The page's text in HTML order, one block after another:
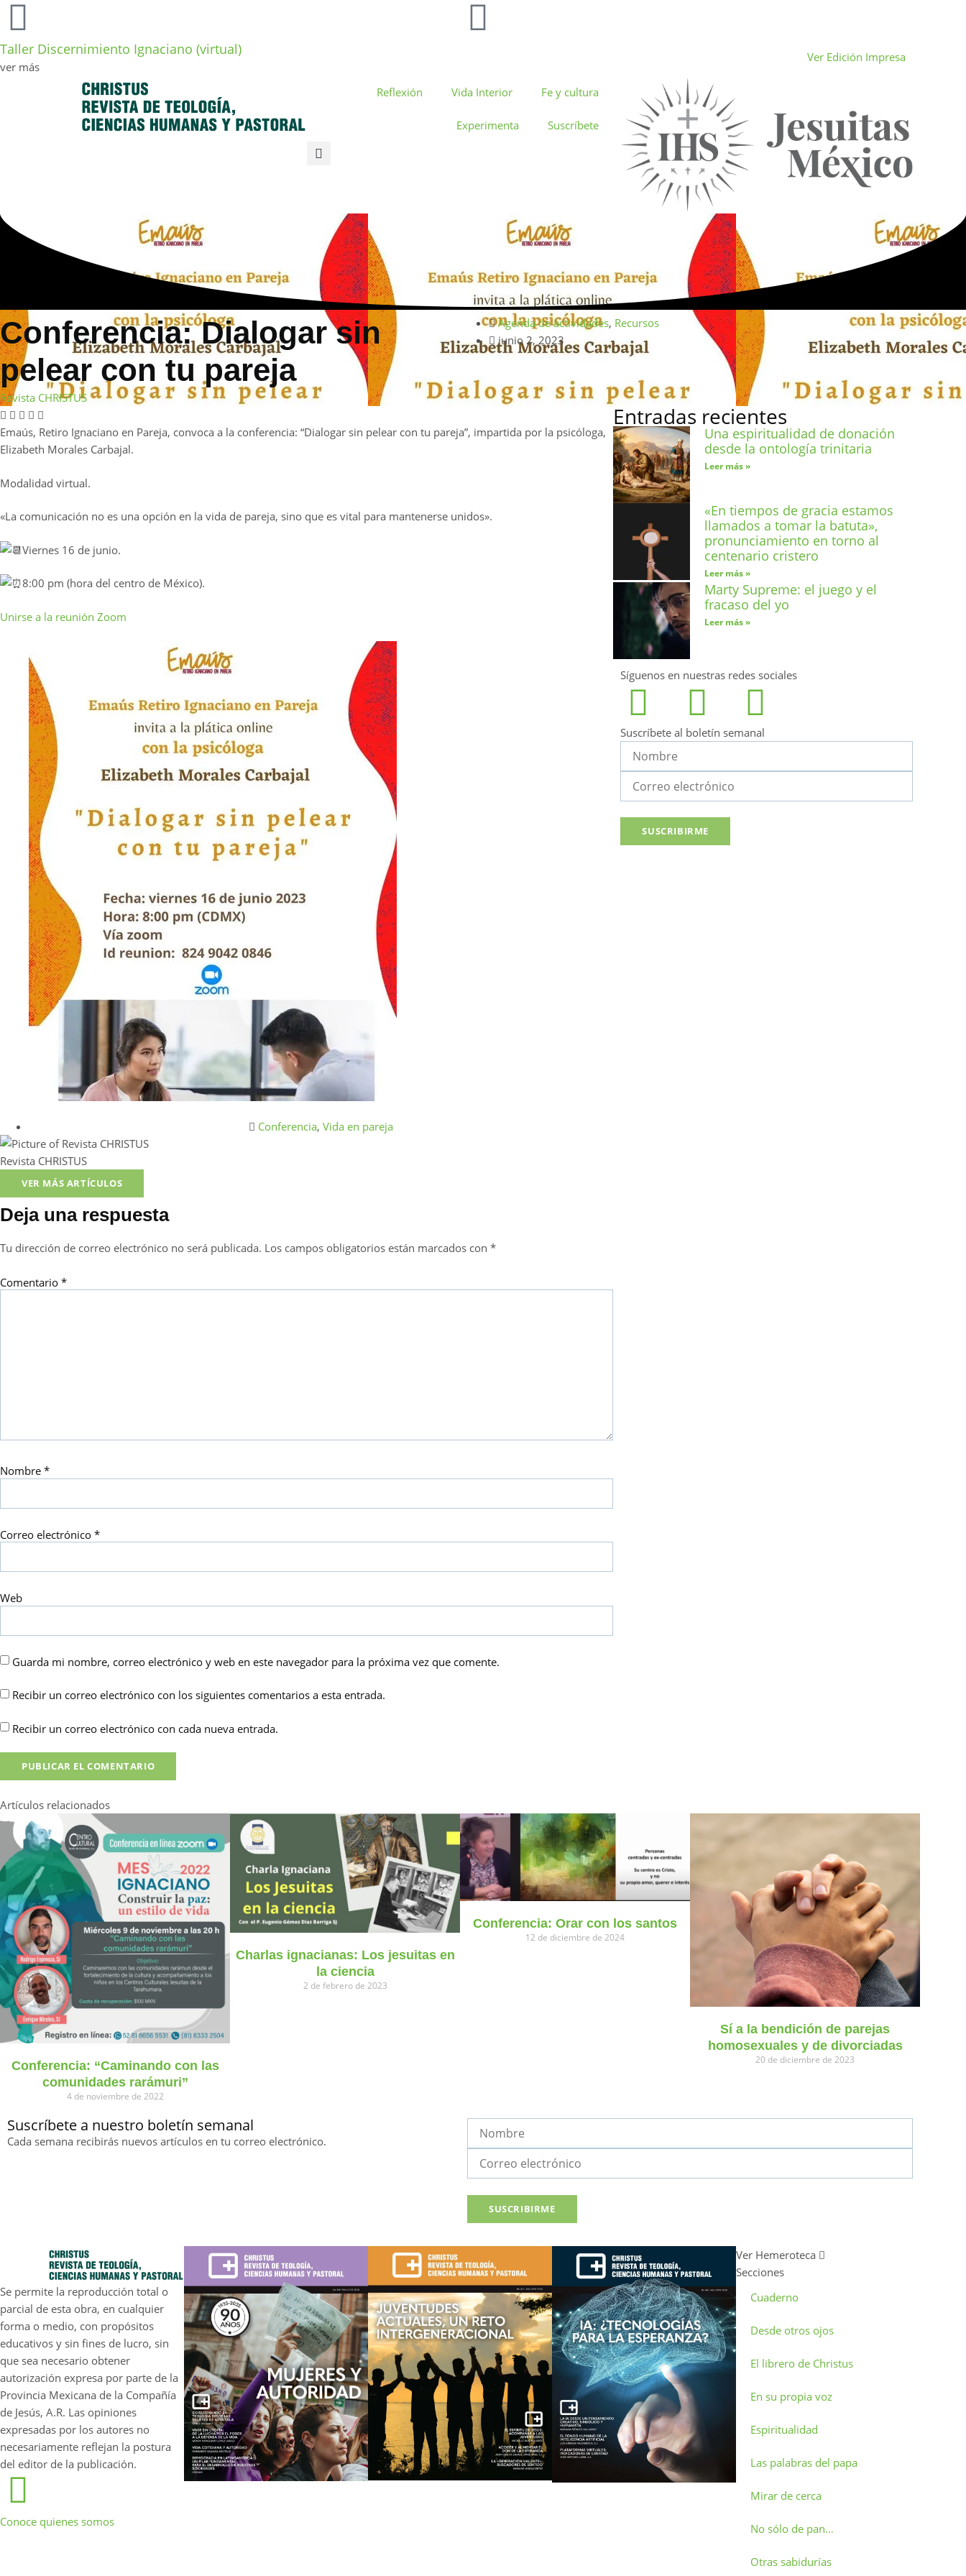
Taller Discernimiento Ignaciano (virtual)
ver más
Ver Edición Impresa
Reflexión Vida Interior Fe y cultura
Experimenta Suscríbete
Conferencia: Dialogar sin
pelear con tu pareja
Revista CHRISTUS
Agenda de actividades, Recursos
junio 2, 2023
Emaús, Retiro Ignaciano en Pareja, convoca a la conferencia: “Dialogar sin pelear con tu pareja”, impartida por la psicóloga,
Elizabeth Morales Carbajal.
Modalidad virtual.
«La comunicación no es una opción en la vida de pareja, sino que es vital para mantenerse unidos».
Viernes 16 de junio.
8:00 pm (hora del centro de México).
Unirse a la reunión Zoom
Conferencia,Vida en pareja
Revista CHRISTUS
VER MÁS ARTÍCULOS
Deja una respuesta
Tu dirección de correo electrónico no será publicada. Los campos obligatorios están marcados con *
Comentario *
Nombre *
Correo electrónico *
Web
Guarda mi nombre, correo electrónico y web en este navegador para la próxima vez que comente.
Recibir un correo electrónico con los siguientes comentarios a esta entrada.
Recibir un correo electrónico con cada nueva entrada.
Entradas recientes
Una espiritualidad de donación
desde la ontología trinitaria
Leer más »
«En tiempos de gracia estamos
llamados a tomar la batuta»,
pronunciamiento en torno al
centenario cristero
Leer más »
Marty Supreme: el juego y el
fracaso del yo
Leer más »
Síguenos en nuestras redes sociales
Suscríbete al boletín semanal
Artículos relacionados
Conferencia: “Caminando con las
comunidades rarámuri”
4 de noviembre de 2022
Charlas ignacianas: Los jesuitas en
la ciencia
2 de febrero de 2023
Conferencia: Orar con los santos
12 de diciembre de 2024
Sí a la bendición de parejas
homosexuales y de divorciadas
20 de diciembre de 2023
Suscríbete a nuestro boletín semanal
Cada semana recibirás nuevos artículos en tu correo electrónico.
Se permite la reproducción total o
parcial de esta obra, en cualquier
forma o medio, con propósitos
educativos y sin fines de lucro, sin
que sea necesario obtener
autorización expresa por parte de la
Provincia Mexicana de la Compañía
de Jesús, A.R. Las opiniones
expresadas por los autores no
necesariamente reflejan la postura
del editor de la publicación.
Conoce quienes somos
Ver Hemeroteca
Secciones
Cuaderno
Desde otros ojos
El librero de Christus
En su propia voz
Espiritualidad
Las palabras del papa
Mirar de cerca
No sólo de pan…
Otras sabidurías